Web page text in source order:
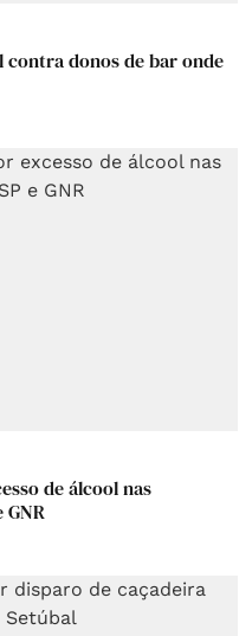
contra donos de bar onde
de álcool nas
GNR